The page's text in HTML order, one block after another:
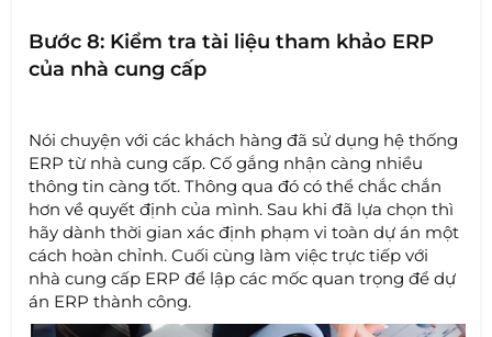
Bước 8: Kiểm tra tài liệu tham khảo ERP
của nhà cung cấp
Nói chuyện với các khách hàng đã sử dụng hệ thống
ERP từ nhà cung cấp. Cố gắng nhận càng nhiều
thông tin càng tốt. Thông qua đó có thể chắc chắn
hơn về quyết định của mình. Sau khi đã lựa chọn thì
hãy dành thời gian xác định phạm vi toàn dự án một
cách hoàn chỉnh. Cuối cùng làm việc trực tiếp với
nhà cung cấp ERP để lập các mốc quan trọng để dự
án ERP thành công.